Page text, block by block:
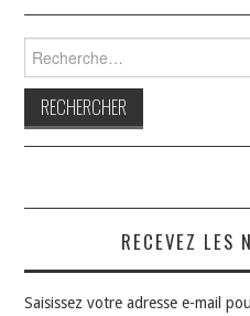
RECEVEZ LES
Saisissez votre adresse e-mail